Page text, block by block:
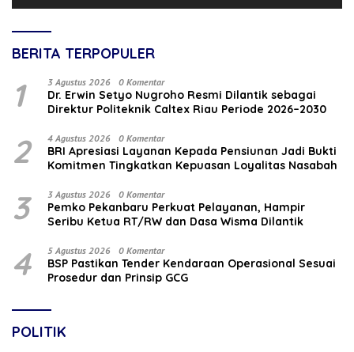
BERITA TERPOPULER
1 3 Agustus 2026 0 Komentar
‎Dr. Erwin Setyo Nugroho Resmi Dilantik sebagai
Direktur Politeknik Caltex Riau Periode 2026–2030
2 4 Agustus 2026 0 Komentar
BRI Apresiasi Layanan Kepada Pensiunan Jadi Bukti
Komitmen Tingkatkan Kepuasan Loyalitas Nasabah
3 3 Agustus 2026 0 Komentar
Pemko Pekanbaru Perkuat Pelayanan, Hampir
Seribu Ketua RT/RW dan Dasa Wisma Dilantik
4 5 Agustus 2026 0 Komentar
BSP Pastikan Tender Kendaraan Operasional Sesuai
Prosedur dan Prinsip GCG
POLITIK